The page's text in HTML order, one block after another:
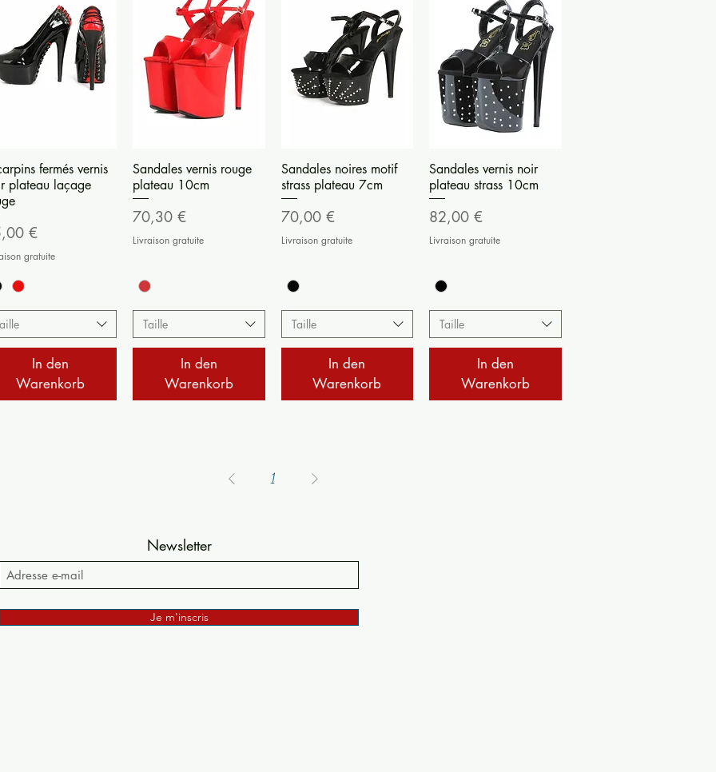
Schnellansicht
fermés vernis
plateau laçage
€
gratuite
In den
Warenkorb
Schnellansicht
Sandales vernis rouge
plateau 10cm
Preis
70,30 €
Livraison gratuite
Taille
In den
Warenkorb
Schnellansicht
Sandales noires motif
strass plateau 7cm
Preis
70,00 €
Livraison gratuite
Taille
In den
Warenkorb
Schnellansicht
Sandales vernis noir
plateau strass 10cm
Preis
82,00 €
Livraison gratuite
Taille
In den
Warenkorb
1
Newsletter
Je m'inscris